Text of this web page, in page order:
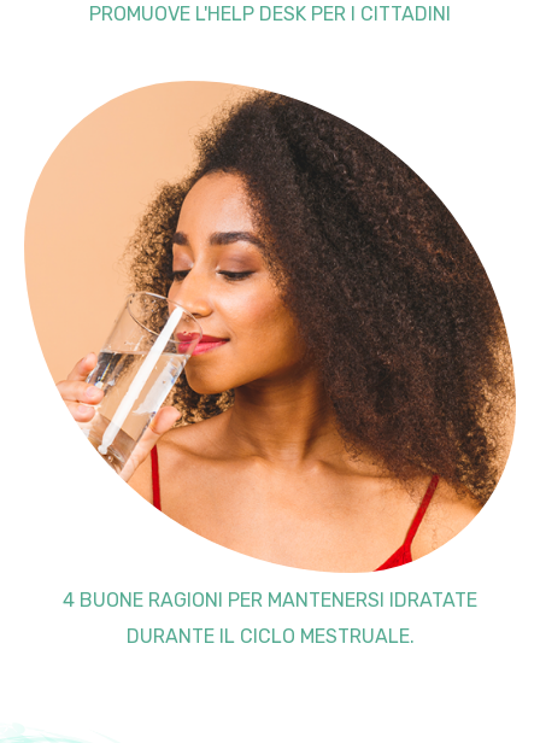
PROMUOVE L'HELP DESK PER I CITTADINI
4 BUONE RAGIONI PER MANTENERSI IDRATATE
DURANTE IL CICLO MESTRUALE.